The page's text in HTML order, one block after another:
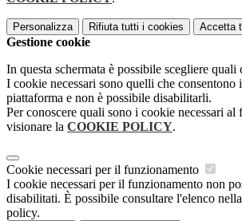
Personalizza Rifiuta tutti i cookies Accetta
Gestione cookie
In questa schermata è possibile scegliere quali
I cookie necessari sono quelli che consentono
piattaforma e non è possibile disabilitarli.
Per conoscere quali sono i cookie necessari al
visionare la COOKIE POLICY.
Cookie necessari per il funzionamento
I cookie necessari per il funzionamento non
disabilitati. È possibile consultare l'elenco
policy.